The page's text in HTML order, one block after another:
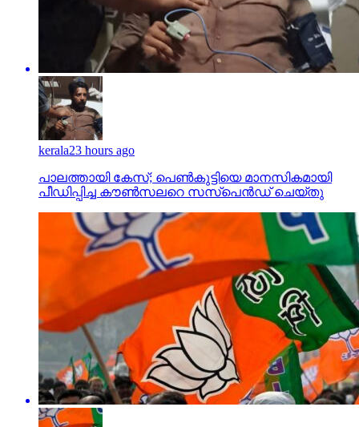
kerala23 hours ago
പാലത്തായി കേസ്; പെൺകുട്ടിയെ മാനസികമായി
പീഡിപ്പിച്ച കൗൺസലറെ സസ്പെൻഡ് ചെയ്തു